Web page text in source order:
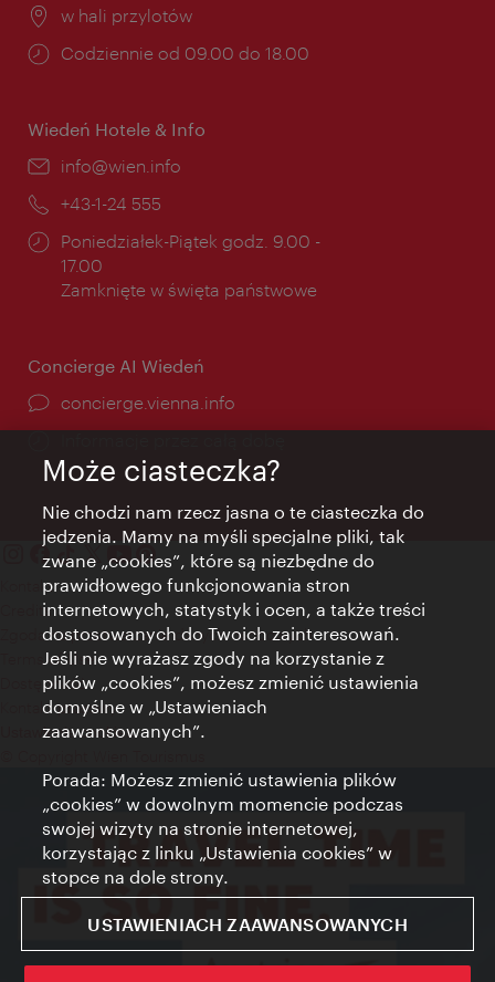
Miejsce:
w hali przylotów
Godziny
Codziennie od 09.00 do 18.00
Wiedeń Hotele & Info
E-
info@wien.info
Telefon:
+43-1-24 555
Godziny
otwarcia:
Poniedziałek-Piątek godz. 9.00 -
17.00
Zamknięte w święta państwowe
Concierge AI Wiedeń
concierge.vienna.info
Kontakt
Credits
Zgoda na przetwarzanie danych osobowych
Terms of Use
Dostępność
Kontakt prasowy
Ustawienia cookies
Może ciasteczka?
Nie chodzi nam rzecz jasna o te ciasteczka do
jedzenia. Mamy na myśli specjalne pliki, tak
zwane „cookies”, które są niezbędne do
prawidłowego funkcjonowania stron
internetowych, statystyk i ocen, a także treści
dostosowanych do Twoich zainteresowań.
Jeśli nie wyrażasz zgody na korzystanie z
plików „cookies”, możesz zmienić ustawienia
domyślne w „Ustawieniach
zaawansowanych”.
Porada: Możesz zmienić ustawienia plików
„cookies” w dowolnym momencie podczas
swojej wizyty na stronie internetowej,
korzystając z linku „Ustawienia cookies” w
stopce na dole strony.
USTAWIENIACH ZAAWANSOWANYCH